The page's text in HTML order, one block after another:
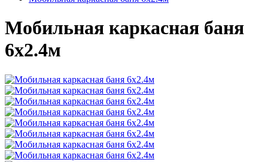
Мобильная каркасная баня
6х2.4м